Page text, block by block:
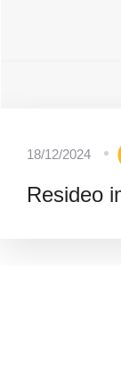
18/12/2024
Resideo